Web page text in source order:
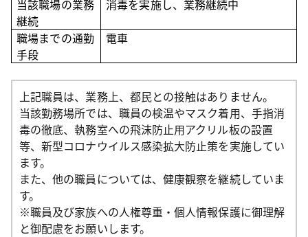
当該職場の業務
継続
消毒を実施し、業務継続中
職場までの通勤
手段
電車
上記職員は、業務上、都民との接触はありません。
当該勤務場所では、職員の検温やマスク着用、手指消
毒の徹底、執務室への飛沫防止用アクリル板の設置
等、新型コロナウイルス感染拡大防止策を実施してい
ます。
また、他の職員については、健康観察を継続していま
す。
※職員及び家族への人権尊重・個人情報保護に御理解
と御配慮をお願いします。